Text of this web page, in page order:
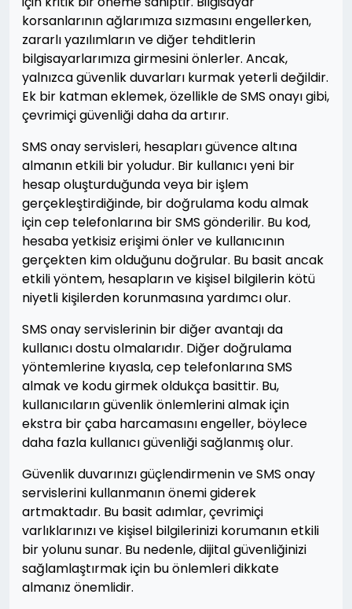
korsanlarının ağlarımıza sızmasını engellerken,
zararlı yazılımların ve diğer tehditlerin
bilgisayarlarımıza girmesini önlerler. Ancak,
yalnızca güvenlik duvarları kurmak yeterli değildir.
Ek bir katman eklemek, özellikle de SMS onayı gibi,
çevrimiçi güvenliği daha da artırır.
SMS onay servisleri, hesapları güvence altına
almanın etkili bir yoludur. Bir kullanıcı yeni bir
hesap oluşturduğunda veya bir işlem
gerçekleştirdiğinde, bir doğrulama kodu almak
için cep telefonlarına bir SMS gönderilir. Bu kod,
hesaba yetkisiz erişimi önler ve kullanıcının
gerçekten kim olduğunu doğrular. Bu basit ancak
etkili yöntem, hesapların ve kişisel bilgilerin kötü
niyetli kişilerden korunmasına yardımcı olur.
SMS onay servislerinin bir diğer avantajı da
kullanıcı dostu olmalarıdır. Diğer doğrulama
yöntemlerine kıyasla, cep telefonlarına SMS
almak ve kodu girmek oldukça basittir. Bu,
kullanıcıların güvenlik önlemlerini almak için
ekstra bir çaba harcamasını engeller, böylece
daha fazla kullanıcı güvenliği sağlanmış olur.
Güvenlik duvarınızı güçlendirmenin ve SMS onay
servislerini kullanmanın önemi giderek
artmaktadır. Bu basit adımlar, çevrimiçi
varlıklarınızı ve kişisel bilgilerinizi korumanın etkili
bir yolunu sunar. Bu nedenle, dijital güvenliğinizi
sağlamlaştırmak için bu önlemleri dikkate
almanız önemlidir.